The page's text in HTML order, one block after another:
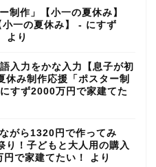
制作」【小一の夏休み】
一の夏休み】 - にすず
より
入力をかな入力【息子が初
休み制作応援「ポスター制
すず2000万円で家建てた
がら1320円で作ってみ
り！子どもと大人用の購入
で家建てたい！
より